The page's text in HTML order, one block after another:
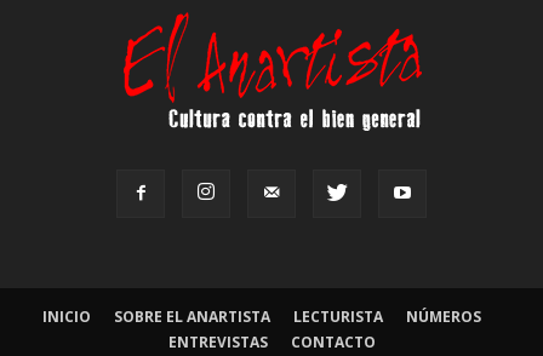
INICIO SOBRE EL ANARTISTA LECTURISTA
NÚMEROS
ENTREVISTAS
CONTACTO